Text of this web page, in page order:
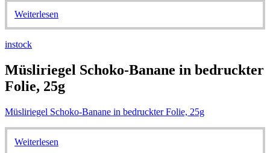
Weiterlesen
instock
Müsliriegel Schoko-Banane in bedruckter
Folie, 25g
Müsliriegel Schoko-Banane in bedruckter Folie, 25g
Weiterlesen